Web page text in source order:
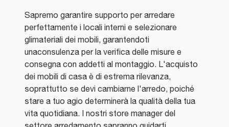
Sapremo garantire supporto per arredare
perfettamente i locali interni e selezionare
glimateriali dei mobili, garantendoti
unaconsulenza per la verifica delle misure e
consegna con addetti al montaggio. L'acquisto
dei mobili di casa è di estrema rilevanza,
soprattutto se devi cambiarne l'arredo, poiché
stare a tuo agio determinerà la qualità della tua
vita quotidiana. I nostri store manager del